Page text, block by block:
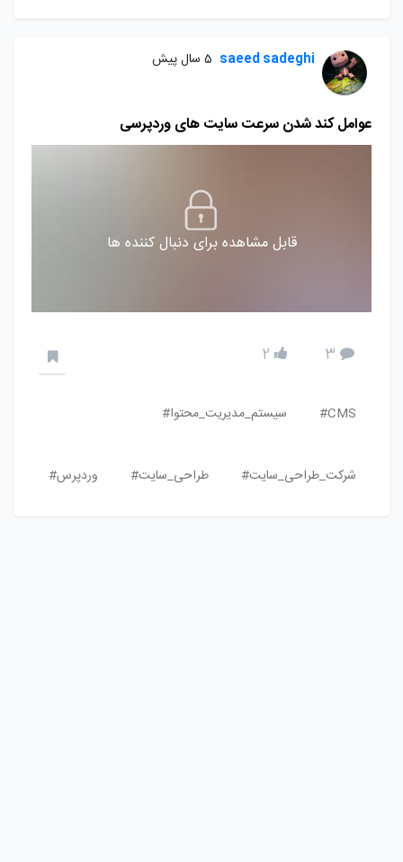
saeed sadeghi 5 سال پیش
عوامل کند شدن سرعت سایت های وردپرسی
قابل مشاهده برای دنبال کننده ها
3
2
CMS# سیستم_مدیریت_محتوا#
شرکت_طراحی_سایت# طراحی_سایت# وردپرس#